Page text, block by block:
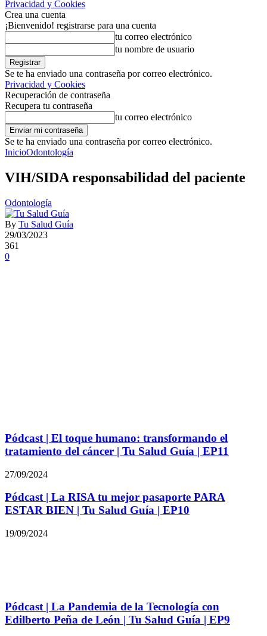
Privacidad y Cookies
Crea una cuenta
¡Bienvenido! registrarse para una cuenta
tu correo electrónico
tu nombre de usuario
Se te ha enviado una contraseña por correo electrónico.
Privacidad y Cookies
Recuperación de contraseña
Recupera tu contraseña
tu correo electrónico
Se te ha enviado una contraseña por correo electrónico.
InicioOdontología
VIH/SIDA responsabilidad del paciente
Odontología
By Tu Salud Guía
29/03/2023
361
0
Pódcast | El toque humano: transformando el
tratamiento del cáncer | Tu Salud Guía | EP11
27/09/2024
Pódcast | La RISA tu mejor pasaporte PARA
ESTAR BIEN | Tu Salud Guía | EP10
19/09/2024
Pódcast | La Pandemia de la Tecnología con
Edilberto Peña de León | Tu Salud Guía | EP9